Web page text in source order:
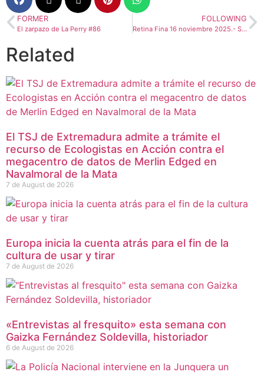
FORMER
El zarpazo de La Perry #86
FOLLOWING
Retina Fina 16 noviembre 2025.- Sirat
Related
El TSJ de Extremadura admite a trámite el
recurso de Ecologistas en Acción contra el
megacentro de datos de Merlin Edged en
Navalmoral de la Mata
7 de August de 2026
Europa inicia la cuenta atrás para el fin de la
cultura de usar y tirar
7 de August de 2026
«Entrevistas al fresquito» esta semana con
Gaizka Fernández Soldevilla, historiador
6 de August de 2026